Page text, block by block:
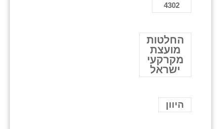
4302
החלטות
מועצת
מקרקעי
ישראל
היוון